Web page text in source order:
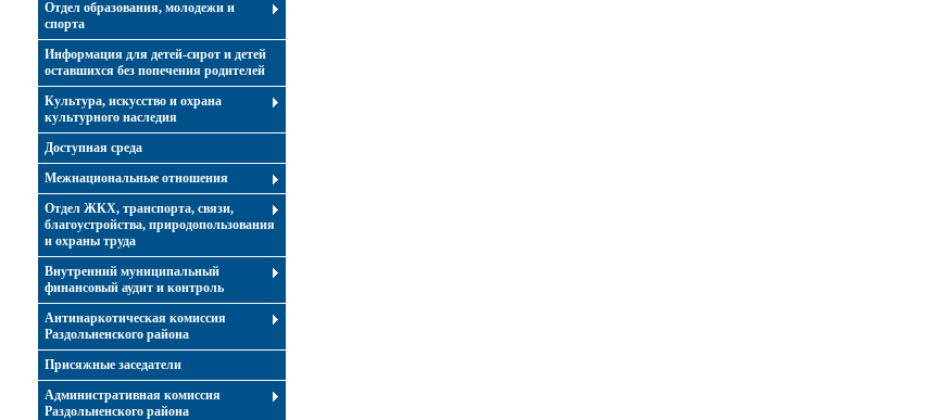
Отдел образования, молодежи и
спорта
Информация для детей-сирот и детей
оставшихся без попечения родителей
Культура, искусство и охрана
культурного наследия
Доступная среда
Межнациональные отношения
Отдел ЖКХ, транспорта, связи,
благоустройства, природопользования
и охраны труда
Внутренний муниципальный
финансовый аудит и контроль
Антинаркотическая комиссия
Раздольненского района
Присяжные заседатели
Административная комиссия
Раздольненского района